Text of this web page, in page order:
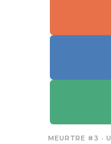
MEURTRE #3 ·